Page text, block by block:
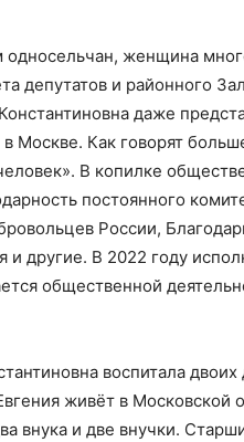
женщина
депутатов и районного
даже
Москве. Как говорят
В копилке
постоянного
России,
другие. В 2022 году
общественной
воспитала
живёт в Московской
внука и две внучки.